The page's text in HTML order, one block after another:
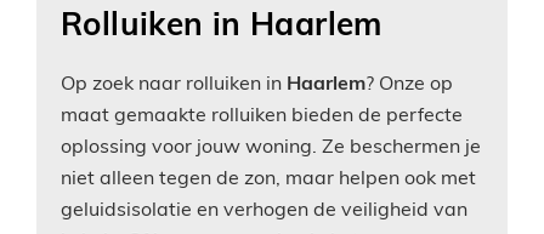
Rolluiken in Haarlem
Op zoek naar rolluiken in Haarlem? Onze op
maat gemaakte rolluiken bieden de perfecte
oplossing voor jouw woning. Ze beschermen je
niet alleen tegen de zon, maar helpen ook met
geluidsisolatie en verhogen de veiligheid van